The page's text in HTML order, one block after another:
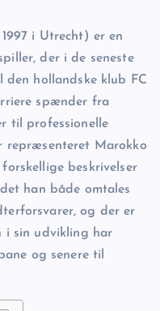
i Utrecht) er en
der i de seneste
hollandske klub FC
spænder fra
til professionelle
repræsenteret Marokko
beskrivelser
han både omtales
og der er
i sin udvikling har
og senere til